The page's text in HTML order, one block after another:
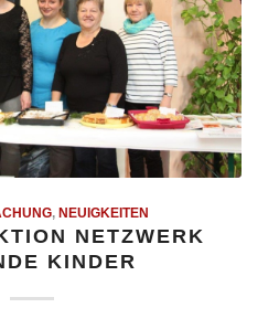
, NEUIGKEITEN
NETZWERK
KINDER